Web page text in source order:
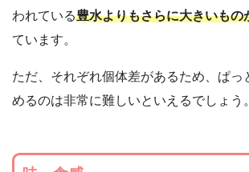
われている豊水よりもさらに大きいもの
ています。
ただ、それぞれ個体差があるため、ぱっ
めるのは非常に難しいといえるでしょう。